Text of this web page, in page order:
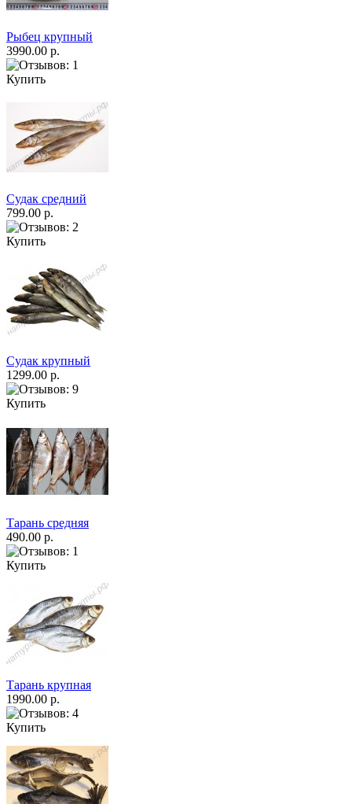
Рыбец крупный
3990.00 р.
Купить
Судак средний
799.00 р.
Купить
Судак крупный
1299.00 р.
Купить
Тарань средняя
490.00 р.
Купить
Тарань крупная
1990.00 р.
Купить